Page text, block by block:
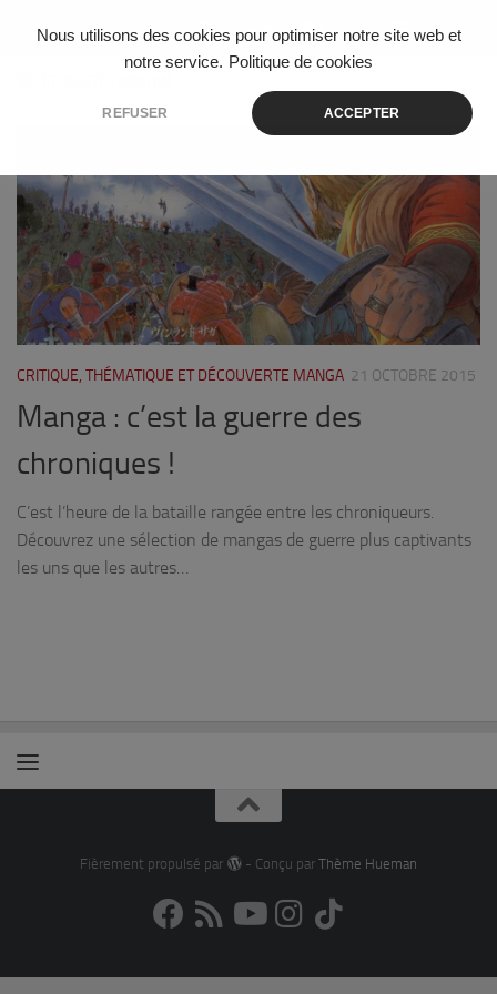
Nous utilisons des cookies pour optimiser notre site web et
notre service. Politique de cookies
REFUSER ACCEPTER
Skip to content
CRITIQUE, THÉMATIQUE ET DÉCOUVERTE MANGA 21 OCTOBRE 2015
Manga : c’est la guerre des
chroniques !
C’est l’heure de la bataille rangée entre les chroniqueurs.
Découvrez une sélection de mangas de guerre plus captivants
les uns que les autres…
Fièrement propulsé par - Conçu par Thème Hueman